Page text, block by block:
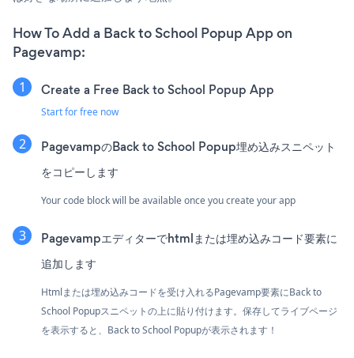
How To Add a Back to School Popup App on
Pagevamp:
Create a Free Back to School Popup App
Start for free now
PagevampのBack to School Popup埋め込みスニペット
をコピーします
Your code block will be available once you create your app
Pagevampエディターでhtmlまたは埋め込みコード要素に
追加します
Htmlまたは埋め込みコードを受け入れるPagevamp要素にBack to
School Popupスニペットの上に貼り付けます。保存してライブページ
を表示すると、Back to School Popupが表示されます！